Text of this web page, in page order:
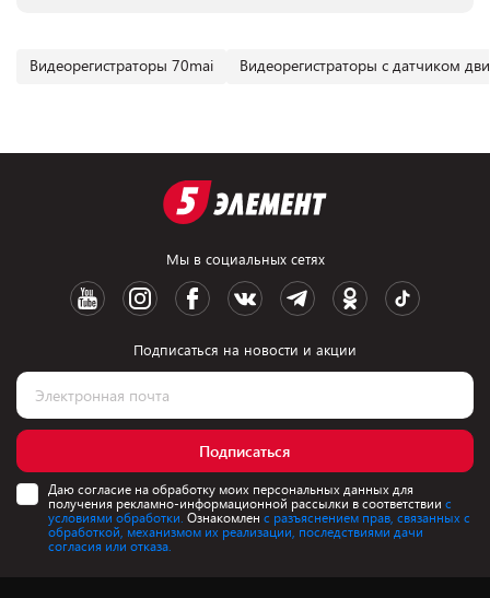
Видеорегистраторы 70mai Видеорегистраторы с датчиком
Мы в социальных сетях
Подписаться на новости и акции
Подписаться
Даю согласие на обработку моих персональных данных для
получения рекламно-информационной рассылки в соответствии с
условиями обработки. Ознакомлен с разъяснением прав, связанных с
обработкой, механизмом их реализации, последствиями дачи
согласия или отказа.